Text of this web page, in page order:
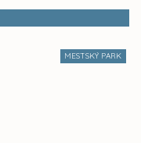
MESTSKÝ PARK